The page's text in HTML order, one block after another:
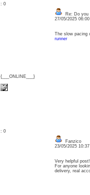
: 0
{___ONLINE___}
Re: Do you
27/05/2025
The slow
runner
: 0
Fanzico
23/05/2025
Very helpful
For anyone
delivery, real